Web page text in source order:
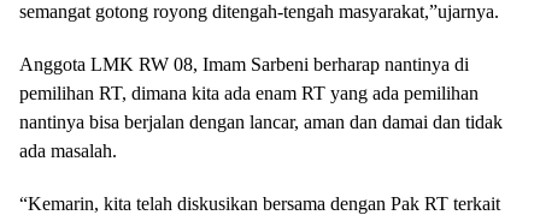
semangat gotong royong ditengah-tengah masyarakat,”ujarnya.
Anggota LMK RW 08, Imam Sarbeni berharap nantinya di
pemilihan RT, dimana kita ada enam RT yang ada pemilihan
nantinya bisa berjalan dengan lancar, aman dan damai dan tidak
ada masalah.
“Kemarin, kita telah diskusikan bersama dengan Pak RT terkait